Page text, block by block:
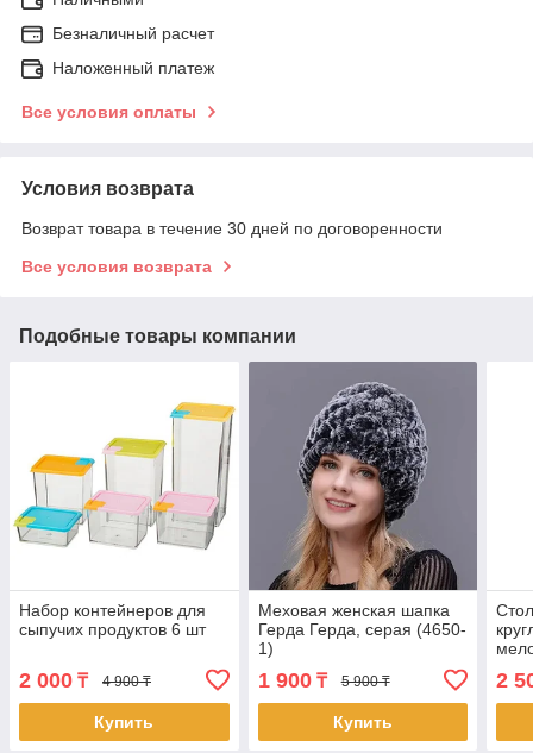
Безналичный расчет
Наложенный платеж
Все условия оплаты
Условия возврата
Возврат товара в течение 30 дней по договоренности
Все условия возврата
Подобные товары компании
Набор контейнеров для
сыпучих продуктов 6 шт
2 000 ₸ 4 900 ₸
Купить
Меховая женская шапка
Герда Герда, серая (4650-
1)
1 900₸ 5 900 ₸
Купить
2